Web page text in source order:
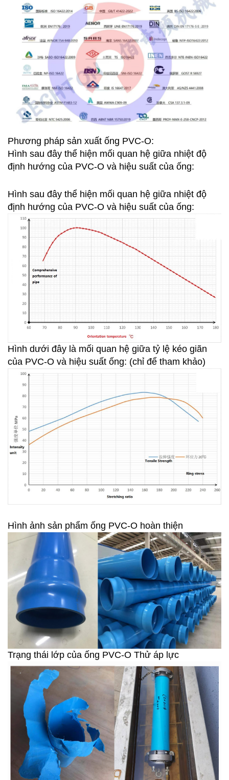
Phương pháp sản xuất ống PVC-O:
Hình sau đây thể hiện mối quan hệ giữa nhiệt độ
định hướng của PVC-O và hiệu suất của ống:
Hình sau đây thể hiện mối quan hệ giữa nhiệt độ
định hướng của PVC-O và hiệu suất của ống:
Hình dưới đây là mối quan hệ giữa tỷ lệ kéo giãn
của PVC-O và hiệu suất ống: (chỉ để tham khảo)
Hình ảnh sản phẩm ống PVC-O hoàn thiện
Trạng thái lớp của ống PVC-O Thử áp lực